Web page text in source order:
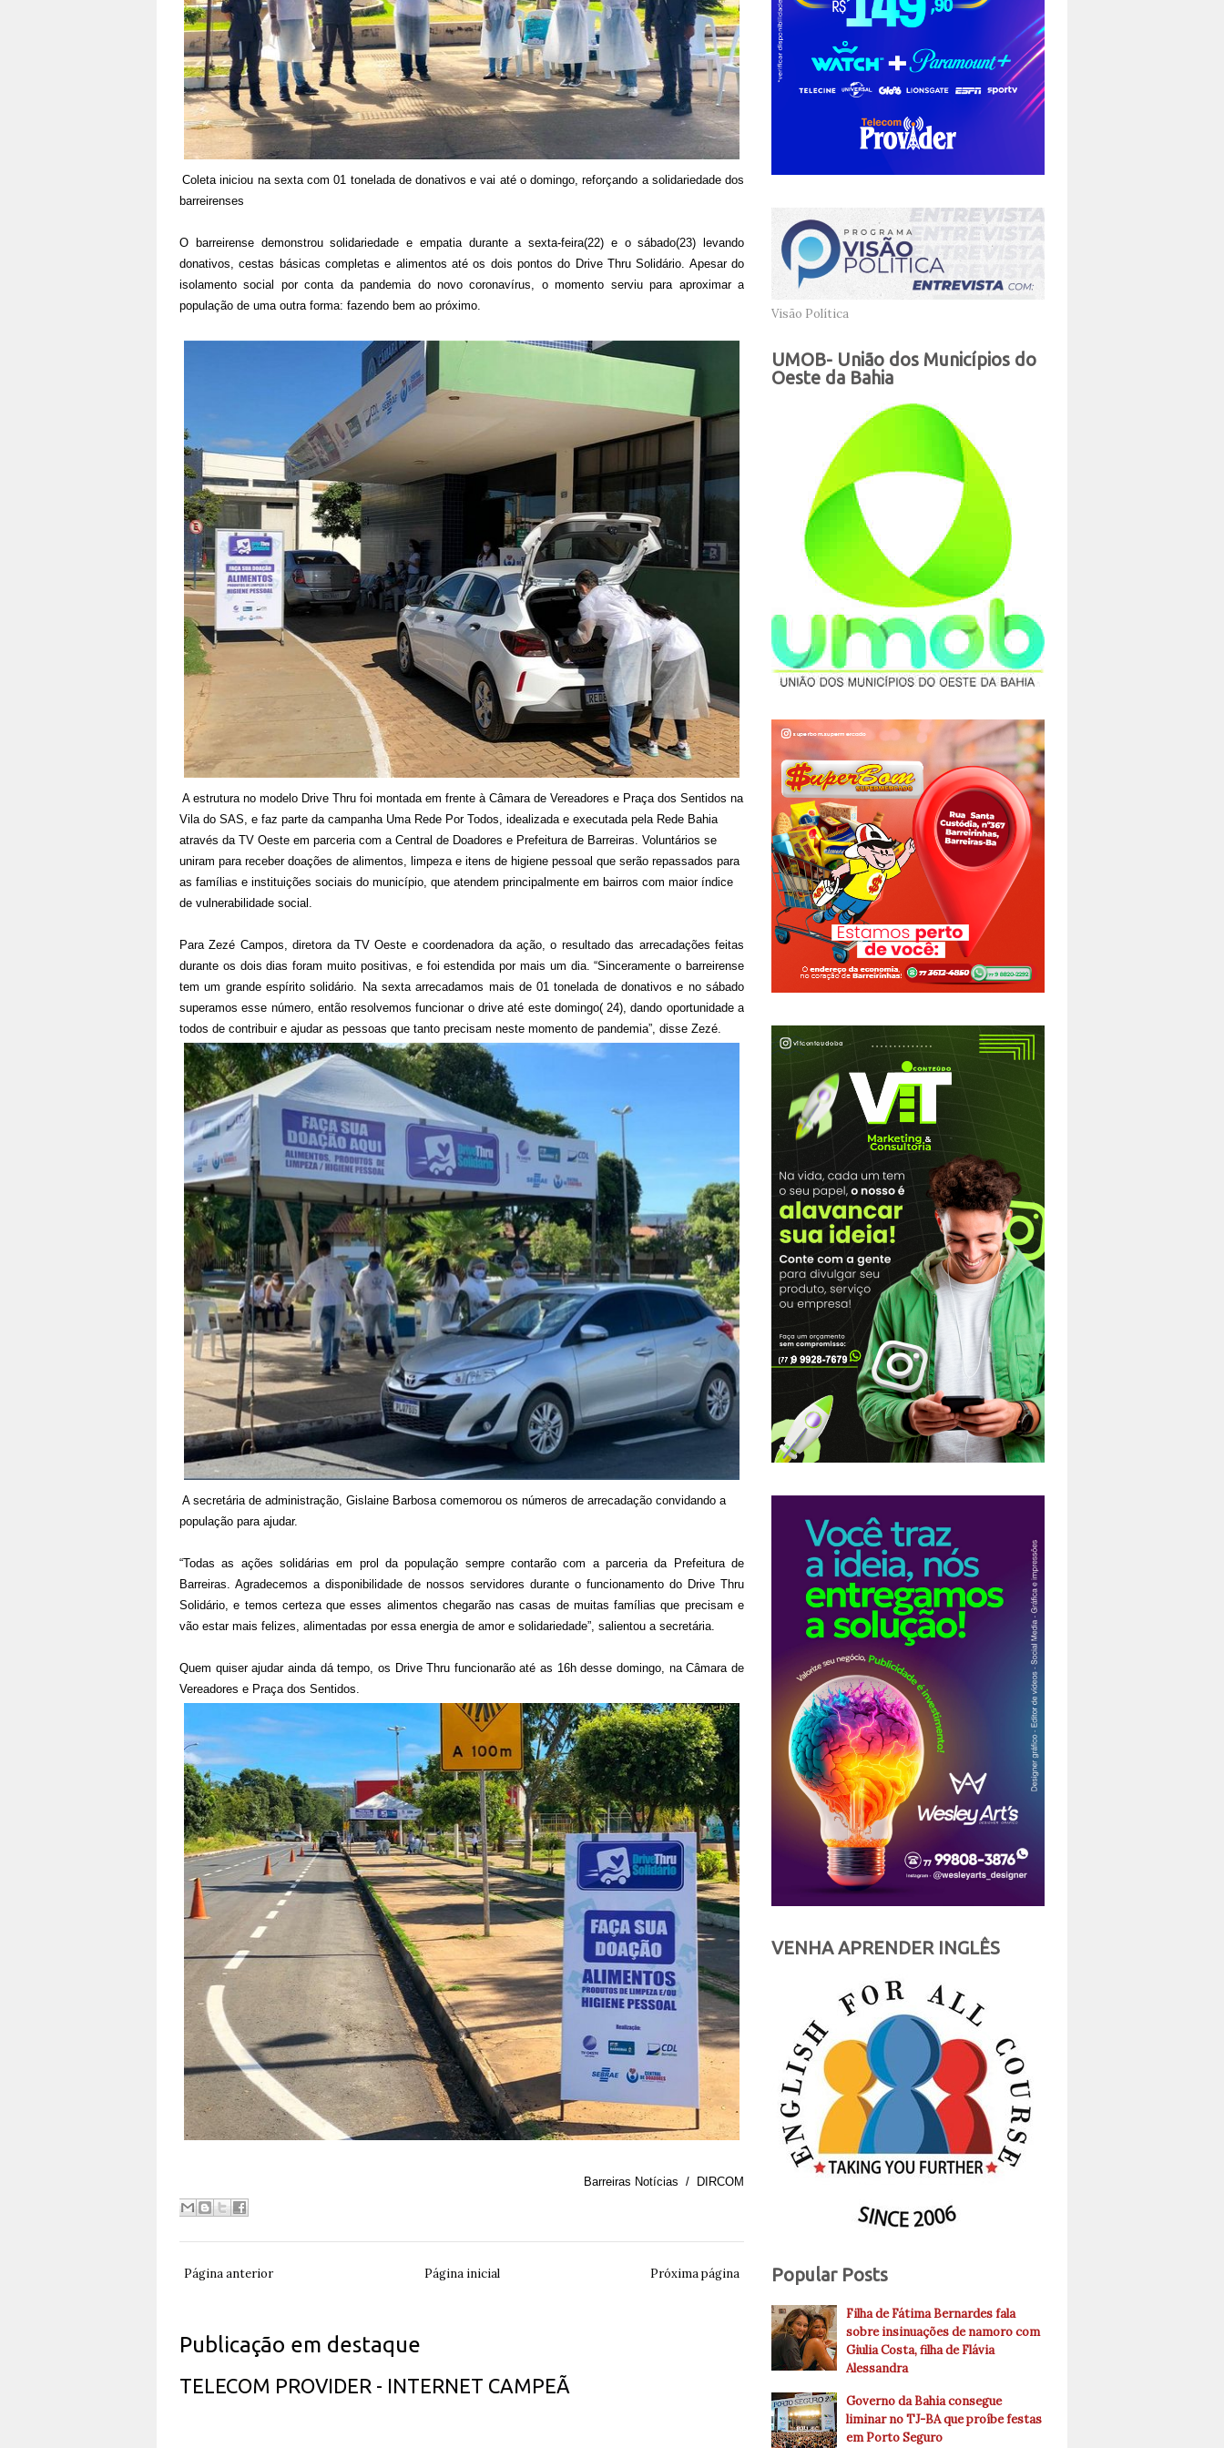
Coleta iniciou na sexta com 01 tonelada de donativos e vai até o domingo, reforçando a solidariedade dos
barreirenses
O barreirense demonstrou solidariedade e empatia durante a sexta-feira(22) e o sábado(23) levando
donativos, cestas básicas completas e alimentos até os dois pontos do Drive Thru Solidário. Apesar do
isolamento social por conta da pandemia do novo coronavírus, o momento serviu para aproximar a
população de uma outra forma: fazendo bem ao próximo.
A estrutura no modelo Drive Thru foi montada em frente à Câmara de Vereadores e Praça dos Sentidos na
Vila do SAS, e faz parte da campanha Uma Rede Por Todos, idealizada e executada pela Rede Bahia
através da TV Oeste em parceria com a Central de Doadores e Prefeitura de Barreiras. Voluntários se
uniram para receber doações de alimentos, limpeza e itens de higiene pessoal que serão repassados para
as famílias e instituições sociais do município, que atendem principalmente em bairros com maior índice
de vulnerabilidade social.
Para Zezé Campos, diretora da TV Oeste e coordenadora da ação, o resultado das arrecadações feitas
durante os dois dias foram muito positivas, e foi estendida por mais um dia. “Sinceramente o barreirense
tem um grande espírito solidário. Na sexta arrecadamos mais de 01 tonelada de donativos e no sábado
superamos esse número, então resolvemos funcionar o drive até este domingo( 24), dando oportunidade a
todos de contribuir e ajudar as pessoas que tanto precisam neste momento de pandemia”, disse Zezé.
A secretária de administração, Gislaine Barbosa comemorou os números de arrecadação convidando a
população para ajudar.
“Todas as ações solidárias em prol da população sempre contarão com a parceria da Prefeitura de
Barreiras. Agradecemos a disponibilidade de nossos servidores durante o funcionamento do Drive Thru
Solidário, e temos certeza que esses alimentos chegarão nas casas de muitas famílias que precisam e
vão estar mais felizes, alimentadas por essa energia de amor e solidariedade”, salientou a secretária.
Quem quiser ajudar ainda dá tempo, os Drive Thru funcionarão até as 16h desse domingo, na Câmara de
Vereadores e Praça dos Sentidos.
Barreiras Notícias / DIRCOM
Página anterior Próxima página
Página inicial
Publicação em destaque
TELECOM PROVIDER - INTERNET CAMPEÃ
Visão Política
UMOB- União dos Municípios do
Oeste da Bahia
VENHA APRENDER INGLÊS
Popular Posts
Filha de Fátima Bernardes fala
sobre insinuações de namoro com
Giulia Costa, filha de Flávia
Alessandra
Governo da Bahia consegue
liminar no TJ-BA que proíbe festas
em Porto Seguro